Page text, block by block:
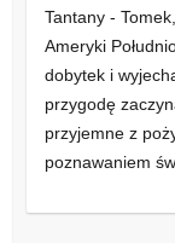
Tantany -
Ameryki
dobytek i
przygodę
przyjemne z
poznawaniem